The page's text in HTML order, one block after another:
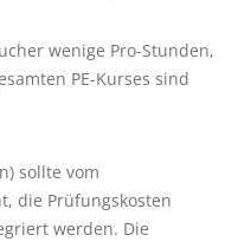
wenige Pro-Stunden,
PE-Kurses sind
sollte vom
die Prüfungskosten
werden. Die